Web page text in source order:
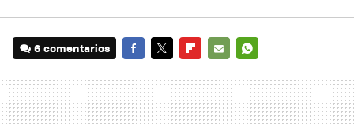
6 comentarios
MAIL